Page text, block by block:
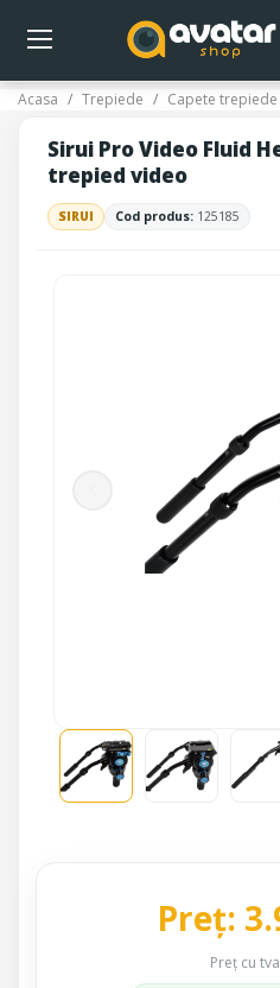
Acasa Trepiede Capete
Sirui Pro Video Fluid
trepied video
SIRUI Cod produs: 125185
Preț:
Preț cu